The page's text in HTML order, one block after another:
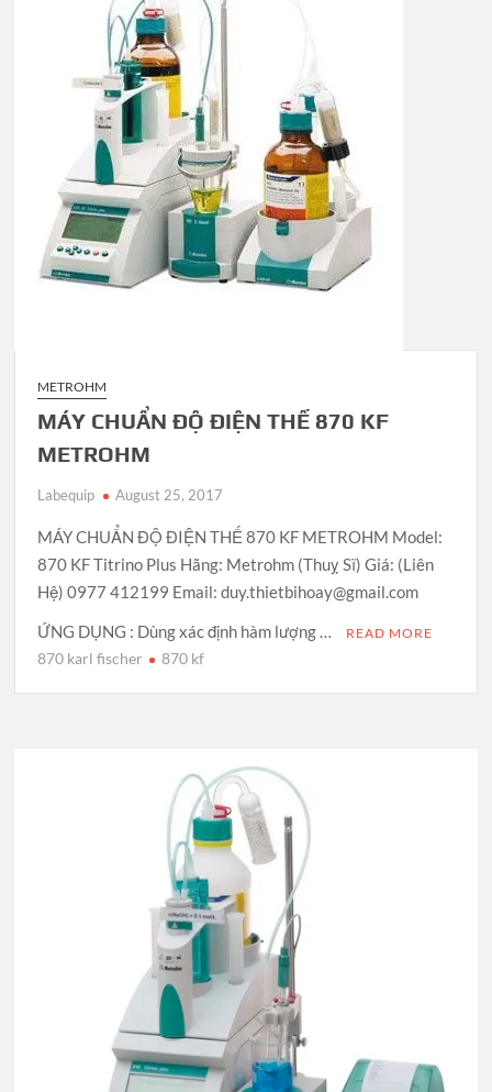
METROHM
MÁY CHUẨN ĐỘ ĐIỆN THẾ 870 KF
METROHM
Labequip August 25, 2017
MÁY CHUẨN ĐỘ ĐIỆN THẾ 870 KF METROHM Model:
870 KF Titrino Plus Hãng: Metrohm (Thuỵ Sĩ) Giá: (Liên
Hệ) 0977 412199 Email: duy.thietbihoay@gmail.com
ỨNG DỤNG : Dùng xác định hàm lượng …
READ MORE
870 karl fischer 870 kf